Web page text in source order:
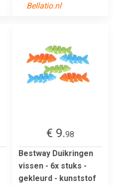
Bellatio.nl
€ 9.98
Bestway Duikringen
vissen - 6x stuks -
gekleurd - kunststof